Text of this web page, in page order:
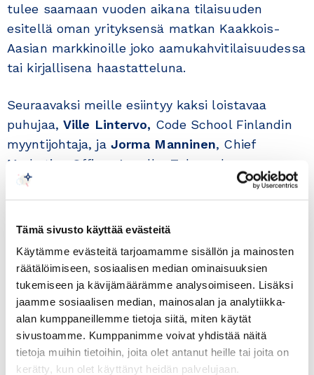
Tämä sivusto käyttää evästeitä
Käytämme evästeitä tarjoamamme sisällön ja mainosten
räätälöimiseen, sosiaalisen median ominaisuuksien
tukemiseen ja kävijämäärämme analysoimiseen. Lisäksi
jaamme sosiaalisen median, mainosalan ja analytiikka-
alan kumppaneillemme tietoja siitä, miten käytät
sivustoamme. Kumppanimme voivat yhdistää näitä
tietoja muihin tietoihin, joita olet antanut heille tai joita on
kerätty, kun olet käyttänyt heidän palvelujaan.
tulee saamaan vuoden aikana tilaisuuden
esitellä oman yrityksensä matkan Kaakkois-
Aasian markkinoille joko aamukahvitilaisuudessa
tai kirjallisena haastatteluna.
Seuraavaksi meille esiintyy kaksi loistavaa
puhujaa, Ville Lintervo, Code School Finlandin
myyntijohtaja, jaJorma Manninen, Chief
Marketing Officer Aneolla. Tule mukaan
kuulemaan näiden yritysten Kaakkois-Aasian
markkinoiden valloittamisesta!
Aika: Tiistai 23.11.2021 klo 9.00 – 10.00
Paikka: Microsoft Teams webinaari
Linkki tilaisuuteen lähetetään ilmoittautuneille.
OHJELMA